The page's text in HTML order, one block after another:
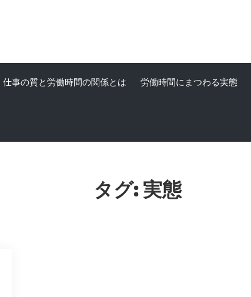
仕事の質と労働時間の関係とは 労働時間にまつわる実態
タグ: 実態